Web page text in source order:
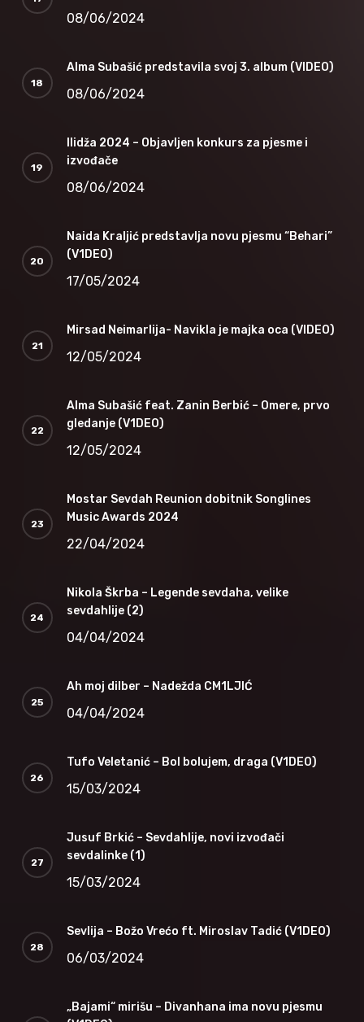
08/06/2024
Alma Subašić predstavila svoj 3. album (VIDEO)
08/06/2024
Ilidža 2024 – Objavljen konkurs za pjesme i
izvođače
08/06/2024
Naida Kraljić predstavlja novu pjesmu “Behari”
(V1DEO)
17/05/2024
Mirsad Neimarlija- Navikla je majka oca (VIDEO)
12/05/2024
Alma Subašić feat. Zanin Berbić – Omere, prvo
gledanje (V1DEO)
12/05/2024
Mostar Sevdah Reunion dobitnik Songlines
Music Awards 2024
22/04/2024
Nikola Škrba – Legende sevdaha, velike
sevdahlije (2)
04/04/2024
Ah moj dilber – Nadežda CM1LJIĆ
04/04/2024
Tufo Veletanić – Bol bolujem, draga (V1DEO)
15/03/2024
Jusuf Brkić – Sevdahlije, novi izvođači
sevdalinke (1)
15/03/2024
Sevlija – Božo Vrećo ft. Miroslav Tadić (V1DEO)
06/03/2024
„Bajami“ mirišu – Divanhana ima novu pjesmu